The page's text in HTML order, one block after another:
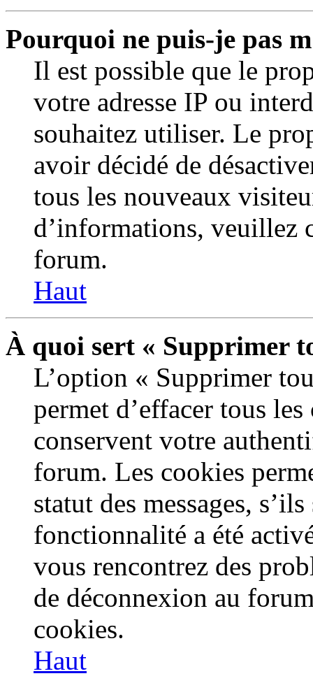
Pourquoi ne puis-je pas
Il est possible que le
votre adresse IP ou
souhaitez utiliser. Le
avoir décidé de
tous les nouveaux
d’informations, veuillez
forum.
Haut
À quoi sert « Supprimer
L’option « Supprimer
permet d’effacer tous
conservent votre
forum. Les cookies
statut des messages,
fonctionnalité a été
vous rencontrez des
de déconnexion au
cookies.
Haut